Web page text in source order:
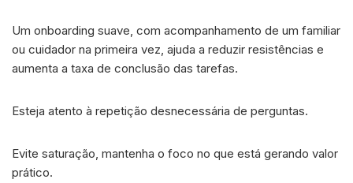
Um onboarding suave, com acompanhamento de um familiar
ou cuidador na primeira vez, ajuda a reduzir resistências e
aumenta a taxa de conclusão das tarefas.
Esteja atento à repetição desnecessária de perguntas.
Evite saturação, mantenha o foco no que está gerando valor
prático.